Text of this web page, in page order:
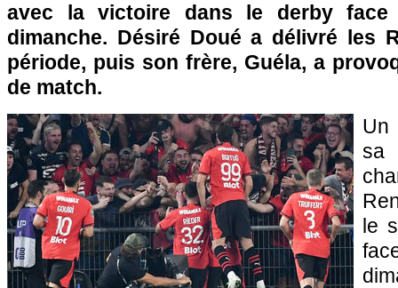
avec la victoire dans le derby face
dimanche. Désiré Doué a délivré les
période, puis son frère, Guéla, a
de match.
Un
sa
le